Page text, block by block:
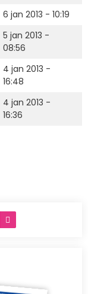
6 jan 2013 - 10:19
5 jan 2013 -
08:56
4 jan 2013 -
16:48
4 jan 2013 -
16:36